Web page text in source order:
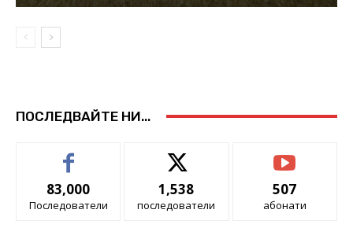
ПОСЛЕДВАЙТЕ НИ...
83,000
Последователи
1,538
последователи
507
абонати